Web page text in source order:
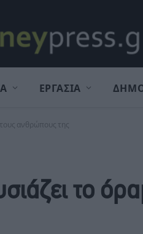
ΕΡΓΑΣΙΑ
τους ανθρώπους της
το